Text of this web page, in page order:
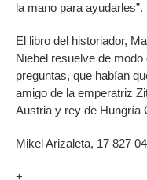
la mano para ayudarles”.
El libro del historiador,
Niebel resuelve de
preguntas, que habían
amigo de la emperatriz
Austria y rey de Hungría
Mikel Arizaleta, 17 827
+